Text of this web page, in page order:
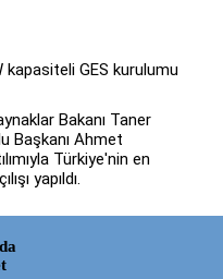
kapasiteli GES kurulumu
Bakanı Taner
Başkanı Ahmet
Türkiye'nin en
yapıldı.